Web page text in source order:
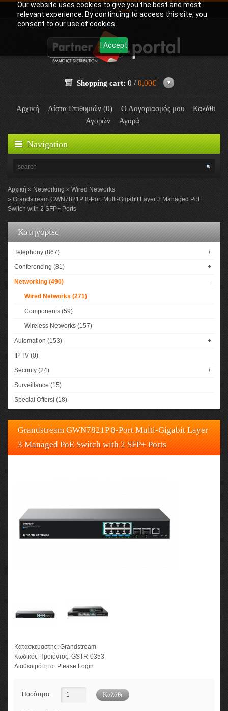
Our website uses cookies to give you the best and most
relevant experience. By continuing to access this site, you
consent to our use of cookies.
I Accept
Γλώσσα:Greek
Shopping cart: 0 / 0,00€
Αρχική Λίστα Επιθυμιών (0) Ο Λογαριασμός μου
Καλάθι
Αγορών
Αγορά
Navigation
Αρχική Networking
Wired Networks
Grandstream GWN7821P 8-Port Multi-Gigabit Layer 3 Managed PoE
Switch with 2 SFP+ Ports
Κατηγορίες
Telephony (867) +
Conferencing (81) +
Networking (490) -
Wired Networks (271)
Components (59)
Wireless Networks (157)
Automation (153) +
IP TV (0)
Security (24) +
Surveillance (15)
Special Offers! (18)
Grandstream GWN7821P 8-Port Multi-Gigabit Layer
3 Managed PoE Switch with 2 SFP+ Ports
Κατασκευαστής: Grandstream
Κωδικός Προϊόντος: GSTR-0353
Διαθεσιμότητα: Please Login
Ποσότητα: